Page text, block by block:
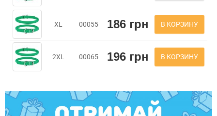
XL 00055 186 грн В КОРЗИНУ
2XL 00065 196 грн В КОРЗИНУ